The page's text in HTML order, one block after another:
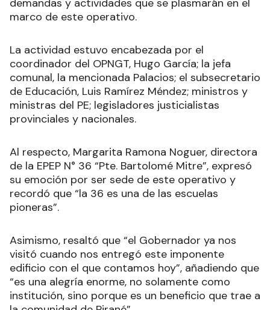
marco de este operativo.
La actividad estuvo encabezada por el
coordinador del OPNGT, Hugo García; la jefa
comunal, la mencionada Palacios; el subsecretario
de Educación, Luis Ramírez Méndez; ministros y
ministras del PE; legisladores justicialistas
provinciales y nacionales.
Al respecto, Margarita Ramona Noguer, directora
de la EPEP N° 36 “Pte. Bartolomé Mitre”, expresó
su emoción por ser sede de este operativo y
recordó que “la 36 es una de las escuelas
pioneras”.
Asimismo, resaltó que “el Gobernador ya nos
visitó cuando nos entregó este imponente
edificio con el que contamos hoy”, añadiendo que
“es una alegría enorme, no solamente como
institución, sino porque es un beneficio que trae a